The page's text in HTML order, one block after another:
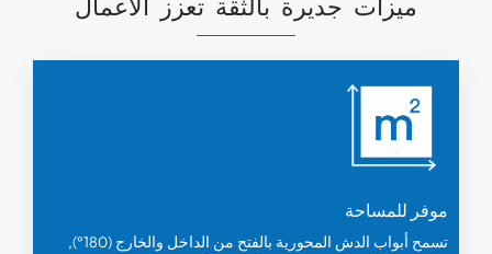
ميزات جديرة بالثقة تعزز الأعمال
موفر للمساحة
تسمح أبواب الدش المحورية بالفتح من الداخل والخارج (180°),